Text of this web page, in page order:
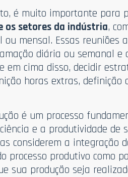
é muito importante para
os setores da indústria,
mensal. Essas reuniões
diária ou semanal e
em cima disso, decidir
horas extras, definição
é um processo
e a produtividade de
considerem a integração
processo produtivo como
sua produção seja